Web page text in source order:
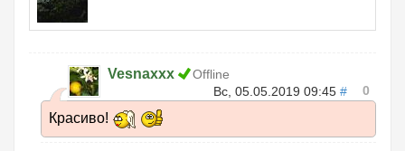
Vesnaxxx
Offline
Вс, 05.05.2019 09:45 # 0
Красиво!